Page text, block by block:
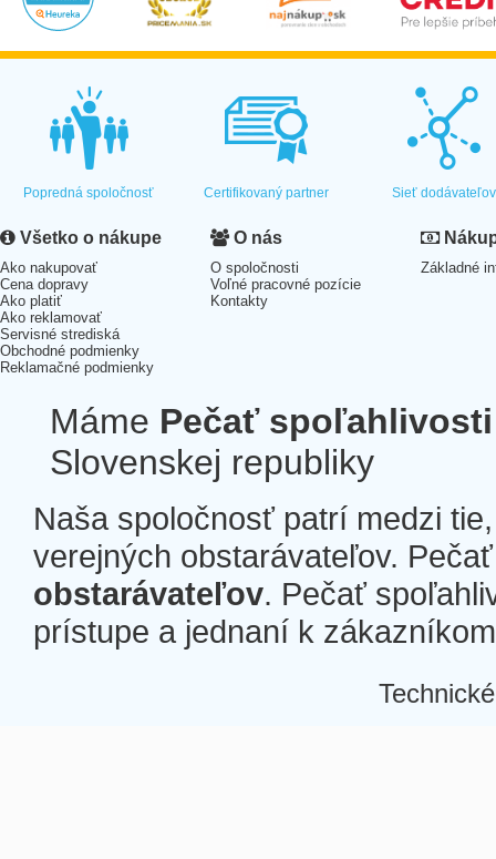
Popredná spoločnosť Certifikovaný partner Sieť dodávateľov
Všetko o nákupe
Ako nakupovať
Cena dopravy
Ako platiť
Ako reklamovať
Servisné strediská
Obchodné podmienky
Reklamačné podmienky
O nás
O spoločnosti
Voľné pracovné pozície
Kontakty
Základné
Máme Pečať spoľahlivosti
Slovenskej republiky
Naša spoločnosť patrí medzi
verejných obstarávateľov.
obstarávateľov. Pečať
prístupe a jednaní k